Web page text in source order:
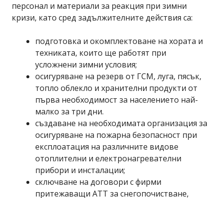
персонал и материали за реакция при зимни
кризи, като сред задължителните действия са:
подготовка и окомплектоване на хората и
техниката, които ще работят при
усложнени зимни условия;
осигуряване на резерв от ГСМ, луга, пясък,
топло облекло и хранителни продукти от
първа необходимост за населението най-
малко за три дни.
създаване на необходимата организация за
осигуряване на пожарна безопасност при
експлоатация на различните видове
отоплителни и електронагревателни
прибори и инсталации;
сключване на договори с фирми
притежаващи АТТ за снегопочистване,